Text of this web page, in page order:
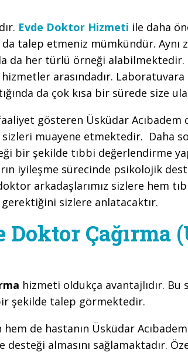
Evde Doktor Hizmeti ile daha
talep etmeniz mümkündür. Aynı
da her türlü örneği
arasındadır.
da çok kısa bir sürede size
gösteren Üsküdar Acıbadem
muayene etmektedir. Daha
bir şekilde tıbbi değerlendirme
iyileşme sürecinde psikolojik
arkadaşlarımız sizlere hem
sizlere anlatacaktır.
Doktor Çağırma
hizmeti oldukça avantajlıdır. Bu
şekilde talep görmektedir.
hem de hastanın Üsküdar
desteği almasını sağlamaktadır.